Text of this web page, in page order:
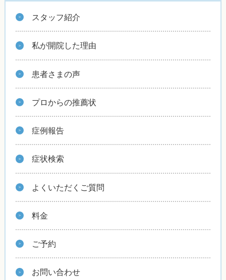
スタッフ紹介
私が開院した理由
患者さまの声
プロからの推薦状
症例報告
症状検索
よくいただくご質問
料金
ご予約
お問い合わせ